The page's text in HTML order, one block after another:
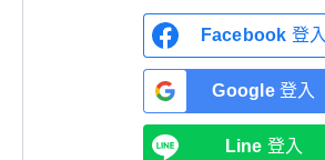
Facebook 登入
Google登入
Line 登入